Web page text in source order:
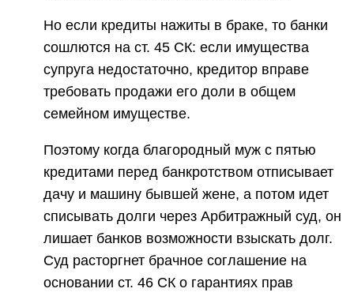
Но если кредиты нажиты в браке, то банки
сошлются на ст. 45 СК: если имущества
супруга недостаточно, кредитор вправе
требовать продажи его доли в общем
семейном имуществе.
Поэтому когда благородный муж с пятью
кредитами перед банкротством отписывает
дачу и машину бывшей жене, а потом идет
списывать долги через Арбитражный суд, он
лишает банков возможности взыскать долг.
Суд расторгнет брачное соглашение на
основании ст. 46 СК о гарантиях прав